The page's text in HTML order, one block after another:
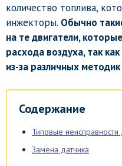
количество топлива,
инжекторы. Обычно
на те двигатели,
расхода воздуха, так
из-за различных
Содержание
Типовые
Замена датчика